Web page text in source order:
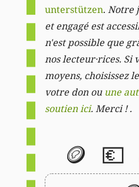
unterstützen. Notre
et engagé est
n'est possible que
nos lecteur·rices. Si
moyens, choisissez
votre don ou une
soutien ici. Merci ! .
🪙 💶